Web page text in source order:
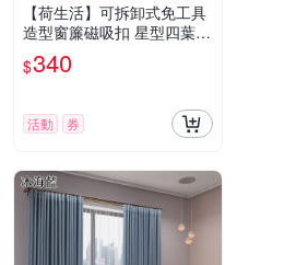
【荷生活】可拆卸式免工具
造型窗簾磁吸扣 星型四葉草
防漏光磁吸式固定器-8入組
$340
活動 券